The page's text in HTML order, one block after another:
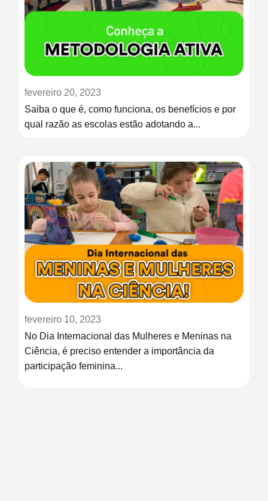
fevereiro 20, 2023
Saiba o que é, como funciona, os benefícios e por
qual razão as escolas estão adotando a...
fevereiro 10, 2023
No Dia Internacional das Mulheres e Meninas na
Ciência, é preciso entender a importância da
participação feminina...